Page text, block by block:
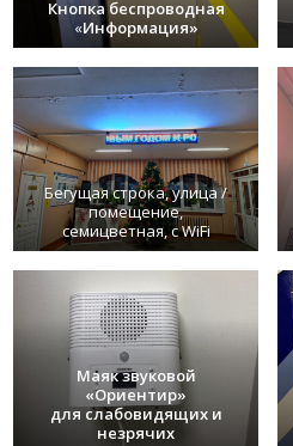
Кнопка беспроводная
«Информация»
Бегущая строка, улица /
помещение,
семицветная, с WiFi
Маяк звуковой
«Ориентир»
для слабовидящих и
незрячих